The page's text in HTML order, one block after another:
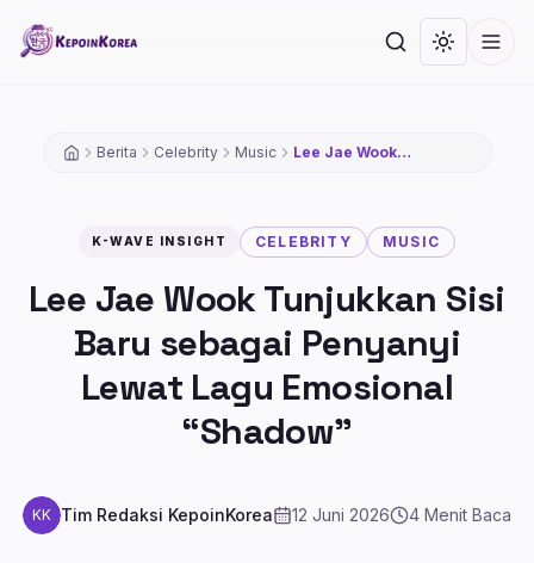
Cari Toggle
Berita Celebrity Music
Lee Jae Wook
“Shadow”
K-WAVE INSIGHT CELEBRITY MUSIC
Lee Jae Wook Tunjukkan Sisi
Baru sebagai Penyanyi
Lewat Lagu Emosional
“Shadow”
KK Tim Redaksi KepoinKorea 12 Juni 2026 4 Menit Baca